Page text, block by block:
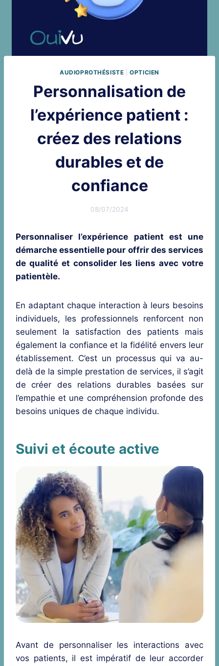
AUDIOPROTHÉSISTE |OPTICIEN
Personnalisation de
l’expérience patient :
créez des relations
durables et de
confiance
08/07/2024
Personnaliser l’expérience patient est une
démarche essentielle pour offrir des services
de qualité et consolider les liens avec votre
patientèle.
En adaptant chaque interaction à leurs besoins
individuels, les professionnels renforcent non
seulement la satisfaction des patients mais
également la confiance et la fidélité envers leur
établissement. C’est un processus qui va au-
delà de la simple prestation de services, il s’agit
de créer des relations durables basées sur
l’empathie et une compréhension profonde des
besoins uniques de chaque individu.
Suivi et écoute active
Avant de personnaliser les interactions avec
vos patients, il est impératif de leur accorder